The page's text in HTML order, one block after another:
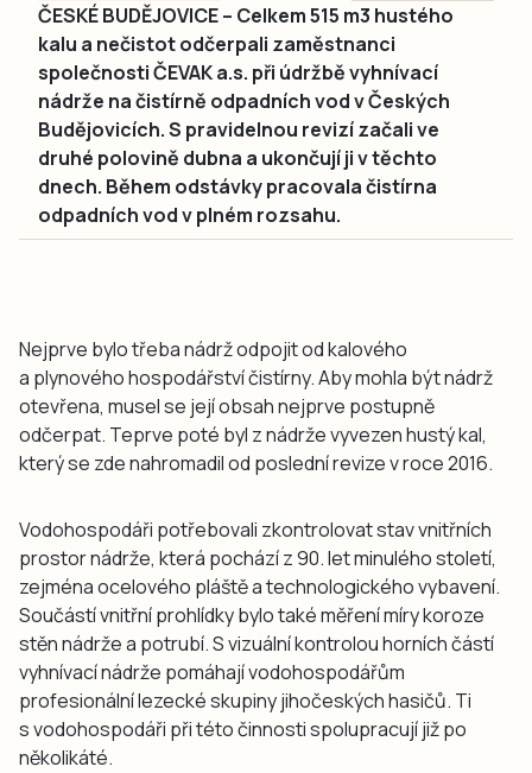
ČESKÉ BUDĚJOVICE – Celkem 515 m3 hustého
kalu a nečistot odčerpali zaměstnanci
společnosti ČEVAK a.s. při údržbě vyhnívací
nádrže na čistírně odpadních vod v Českých
Budějovicích. S pravidelnou revizí začali ve
druhé polovině dubna a ukončují ji v těchto
dnech. Během odstávky pracovala čistírna
odpadních vod v plném rozsahu.
Nejprve bylo třeba nádrž odpojit od kalového
a plynového hospodářství čistírny. Aby mohla být nádrž
otevřena, musel se její obsah nejprve postupně
odčerpat. Teprve poté byl z nádrže vyvezen hustý kal,
který se zde nahromadil od poslední revize v roce 2016.
Vodohospodáři potřebovali zkontrolovat stav vnitřních
prostor nádrže, která pochází z 90. let minulého století,
zejména ocelového pláště a technologického vybavení.
Součástí vnitřní prohlídky bylo také měření míry koroze
stěn nádrže a potrubí. S vizuální kontrolou horních částí
vyhnívací nádrže pomáhají vodohospodářům
profesionální lezecké skupiny jihočeských hasičů. Ti
s vodohospodáři při této činnosti spolupracují již po
několikáté.